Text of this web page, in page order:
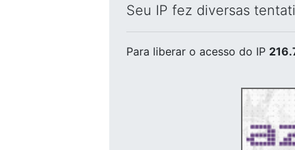
Seu IP fez diversas
Para liberar o acesso do IP